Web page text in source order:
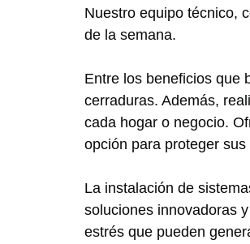
Nuestro equipo técnico,
de la semana.
Entre los beneficios que
cerraduras. Además,
cada hogar o negocio.
opción para proteger
La instalación de
soluciones innovadoras
estrés que pueden